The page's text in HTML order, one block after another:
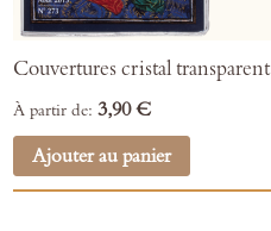
Couvertures cristal transparent
À partir de 3,90 €
Ajouter au panier